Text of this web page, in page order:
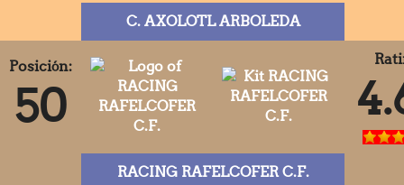
C. AXOLOTL ARBOLEDA
Posición:
50
RACING RAFELCOFER C.F.